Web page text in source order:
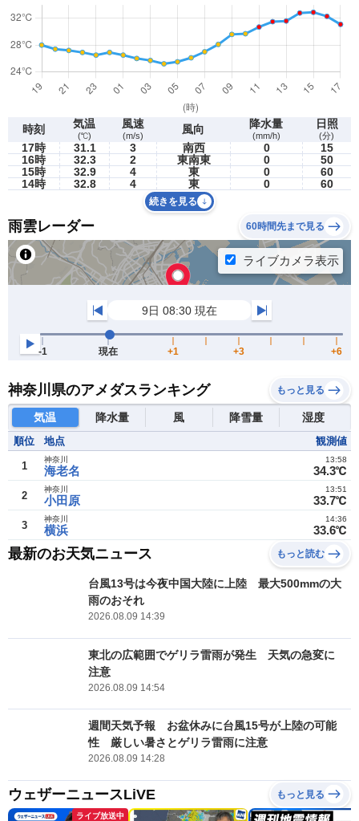
時刻 気温
(℃)
風速
(m/s) 風向 降水量
(mm/h)
日照
(分)
17時 31.1 3 南西 0
15
16時
32.3 2 東南東 0
50
15時
32.9 4 東 0
60
14時
32.8 4 東 0 60
続きを見る
雨雲レーダー 60時間先まで見る
神奈川県のアメダスランキング もっと見る
気温 降水量 風 降雪量 湿度
順位 地点 観測値
1 海老名
神奈川
34.3℃
13:58
2 小田原
神奈川
33.7℃
13:51
3 横浜
神奈川
33.6℃
14:36
最新のお天気ニュース もっと読む
台風13号は今夜中国大陸に上陸 最大500mmの大
雨のおそれ
2026.08.09 14:39
東北の広範囲でゲリラ雷雨が発生 天気の急変に
注意
2026.08.09 14:54
週間天気予報 お盆休みに台風15号が上陸の可能
性 厳しい暑さとゲリラ雷雨に注意
2026.08.09 14:28
ウェザーニュースLiVE もっと見る
ライブ放送中